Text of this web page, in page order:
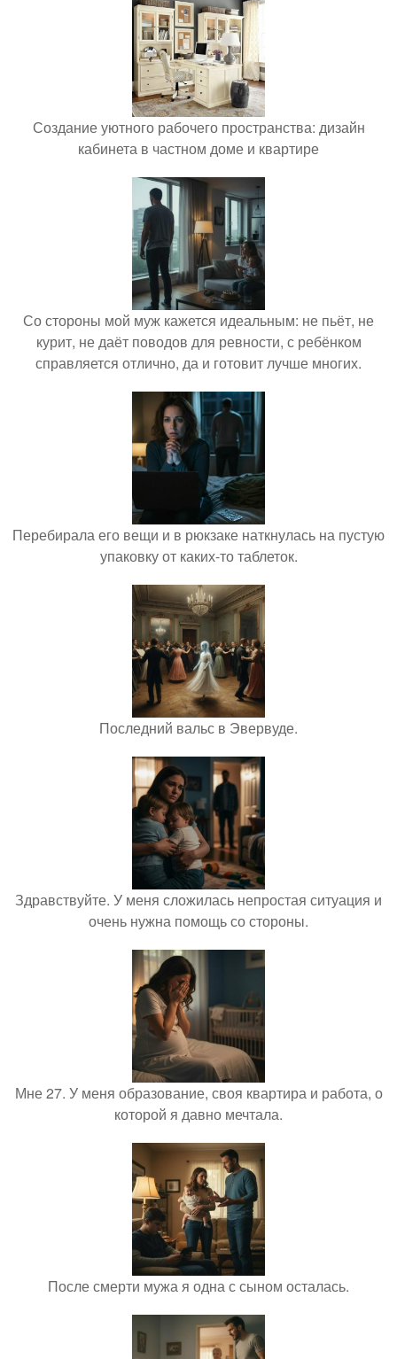
Создание уютного рабочего пространства: дизайн
кабинета в частном доме и квартире
Со стороны мой муж кажется идеальным: не пьёт, не
курит, не даёт поводов для ревности, с ребёнком
справляется отлично, да и готовит лучше многих.
Перебирала его вещи и в рюкзаке наткнулась на пустую
упаковку от каких-то таблеток.
Последний вальс в Эвервуде.
Здравствуйте. У меня сложилась непростая ситуация и
очень нужна помощь со стороны.
Мне 27. У меня образование, своя квартира и работа, о
которой я давно мечтала.
После смерти мужа я одна с сыном осталась.